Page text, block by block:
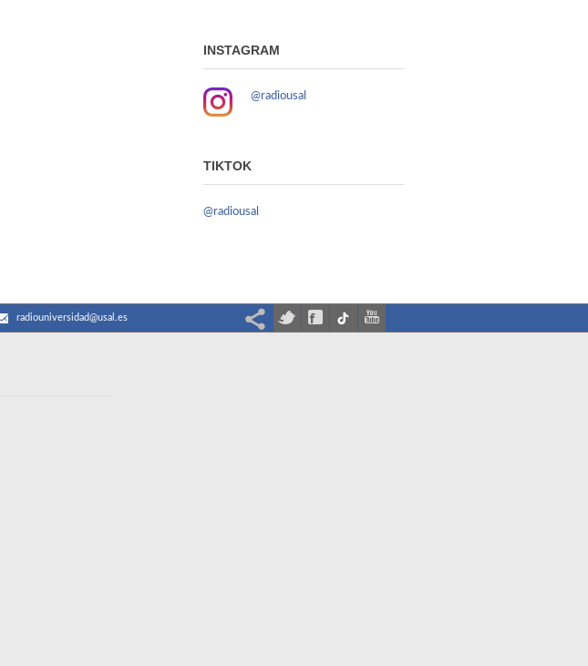
INSTAGRAM
@radiousal
TIKTOK
@radiousal
radiouniversidad@usal.es